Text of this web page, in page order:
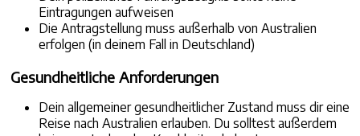
Eintragungen aufweisen
Die Antragstellung muss außerhalb von Australien
erfolgen (in deinem Fall in Deutschland)
Gesundheitliche Anforderungen
Dein allgemeiner gesundheitlicher Zustand muss dir eine
Reise nach Australien erlauben. Du solltest außerdem